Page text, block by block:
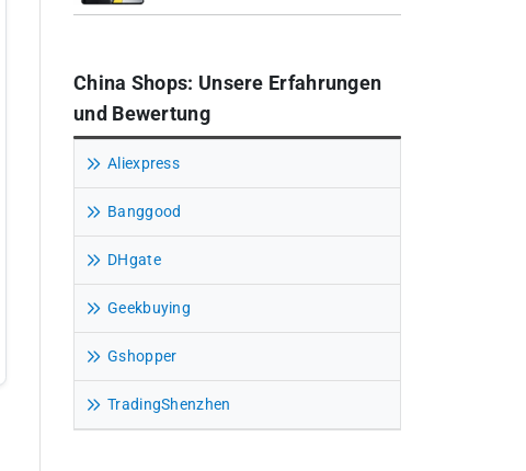
China Shops: Unsere Erfahrungen
und Bewertung
Aliexpress
Banggood
DHgate
Geekbuying
Gshopper
TradingShenzhen